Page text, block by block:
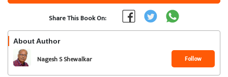
Share This Book On:
About Author
Nagesh S Shewalkar Follow